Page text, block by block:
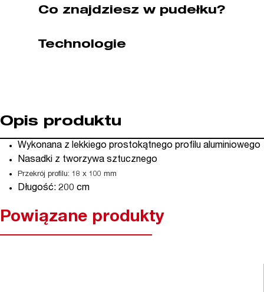
SA07801)
Co znajdziesz w pudełku?
Technologie
Opis produktu
Wykonana z lekkiego prostokątnego profilu aluminiowego
Nasadki z tworzywa sztucznego
Przekrój profilu: 18 x 100 mm
Długość: 200 cm
Powiązane produkty